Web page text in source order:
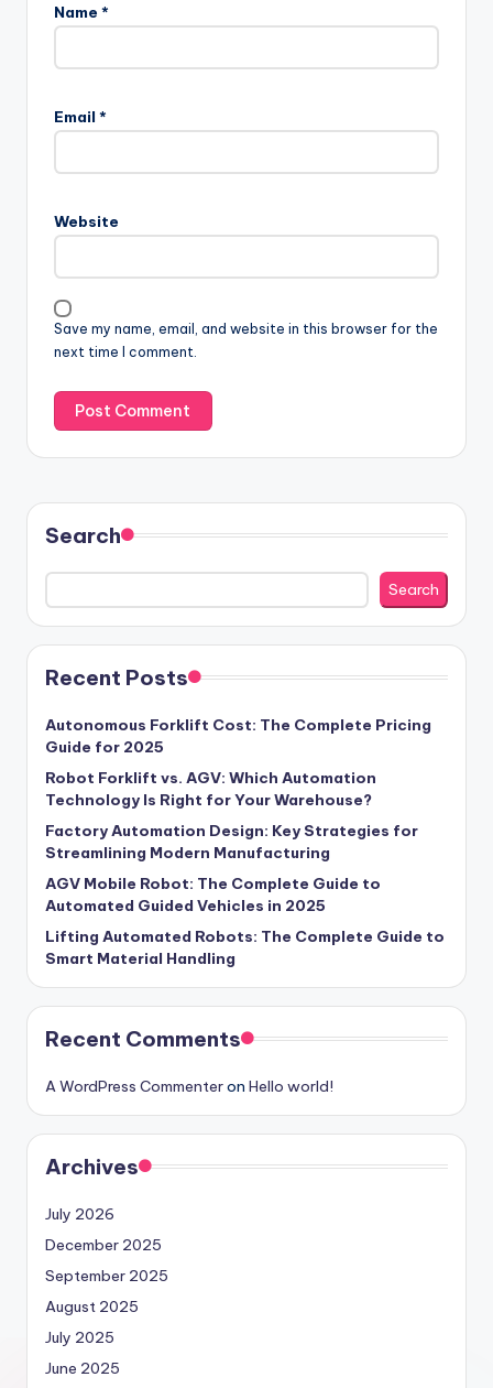
Name *
Email *
Website
Save my name, email, and website in this browser for the
next time I comment.
Search
Search
Recent Posts
Autonomous Forklift Cost: The Complete Pricing
Guide for 2025
Robot Forklift vs. AGV: Which Automation
Technology Is Right for Your Warehouse?
Factory Automation Design: Key Strategies for
Streamlining Modern Manufacturing
AGV Mobile Robot: The Complete Guide to
Automated Guided Vehicles in 2025
Lifting Automated Robots: The Complete Guide to
Smart Material Handling
Recent Comments
A WordPress Commenteron Hello world!
Archives
July 2026
December 2025
September 2025
August 2025
July 2025
June 2025